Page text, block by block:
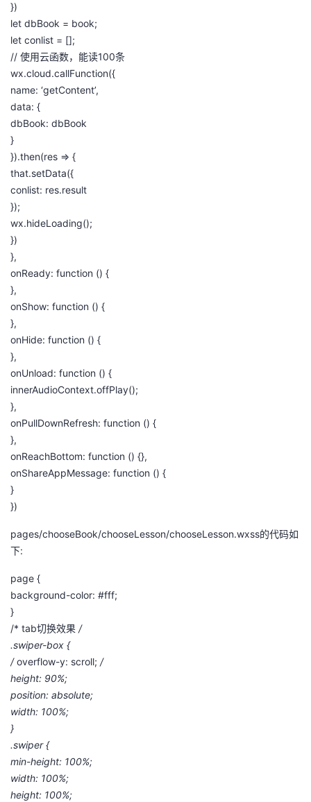
})
let dbBook = book;
let conlist = [];
// 使用云函数，能读100条
wx.cloud.callFunction({
name: ‘getContent’,
data: {
dbBook: dbBook
}
}).then(res => {
that.setData({
conlist: res.result
});
wx.hideLoading();
})
},
onReady: function () {
},
onShow: function () {
},
onHide: function () {
},
onUnload: function () {
innerAudioContext.offPlay();
},
onPullDownRefresh: function () {
},
onReachBottom: function () {},
onShareAppMessage: function () {
}
})
pages/chooseBook/chooseLesson/chooseLesson.wxss的代码如
下:
page {
background-color: #fff;
}
/* tab切换效果 /
.swiper-box {
/overflow-y: scroll; /
height: 90%;
position: absolute;
width: 100%;
}
.swiper {
min-height: 100%;
width: 100%;
height: 100%;